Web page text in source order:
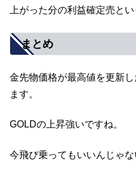
上がった分の利益確定売とい
まとめ
金先物価格が最高値を更新
ます。
GOLDの上昇強いですね。
今飛び乗ってもいいんじゃ